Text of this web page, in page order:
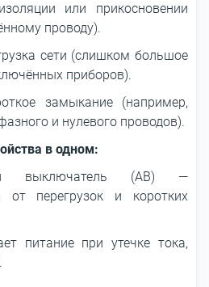
или прикосновении
проводу).
сети (слишком большое
приборов).
замыкание (например,
и нулевого проводов).
в одном:
выключатель (АВ) —
от перегрузок и коротких
питание при утечке тока,